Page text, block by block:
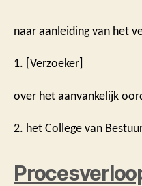
naar aanleiding van het
1. [Verzoeker]
over het aanvankelijk
2. het College van